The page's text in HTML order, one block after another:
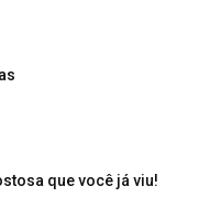
que você já viu!